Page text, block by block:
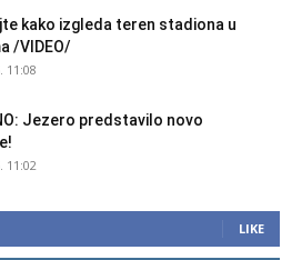
kako izgleda teren stadiona u
/VIDEO/
11:08
Jezero predstavilo novo
11:02
LIKE